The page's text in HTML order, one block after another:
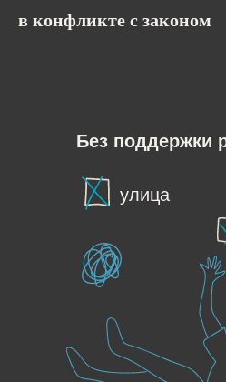
в конфликте с законом
Без поддержки
улица